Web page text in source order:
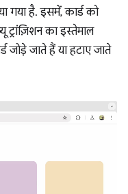
गया है. इसमें, कार्ड को
का इस्तेमाल
जोड़े जाते हैं या हटाए जाते